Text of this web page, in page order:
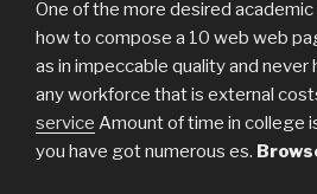
One of the more desired
how to compose a 10 web web
as in impeccable quality and
any workforce that is external
service Amount of time in college
you have got numerous es.